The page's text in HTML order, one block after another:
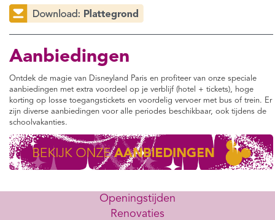
Aanbiedingen
Ontdek de magie van Disneyland Paris en profiteer van onze speciale
aanbiedingen met extra voordeel op je verblijf (hotel + tickets), hoge
korting op losse toegangstickets en voordelig vervoer met bus of trein. Er
zijn diverse aanbiedingen voor alle periodes beschikbaar, ook tijdens de
schoolvakanties.
Openingstijden
Renovaties